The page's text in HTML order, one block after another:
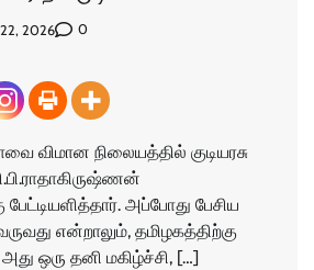
22, 2026 0
விமான நிலையத்தில் குடியரசு
அப்போது பேசிய
என்றாலும், தமிழகத்திற்கு
ஒரு தனி மகிழ்ச்சி, […]